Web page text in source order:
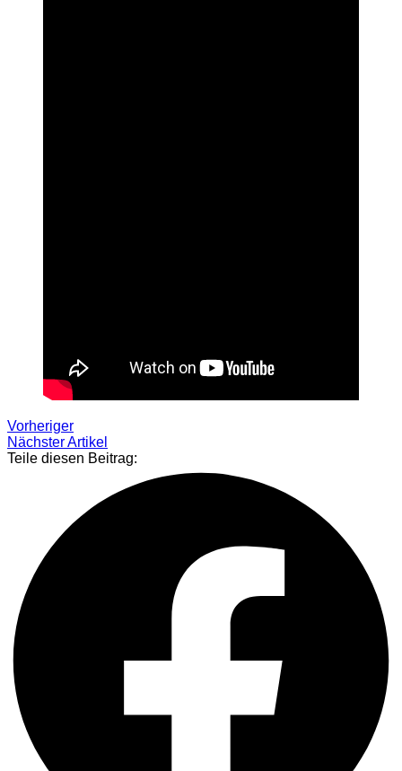
Vorheriger
Nächster Artikel
Teile diesen Beitrag: